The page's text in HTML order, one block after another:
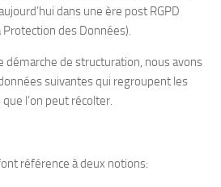
dans une ère post RGPD
des Données).
démarche de structuration, nous avons
suivantes qui regroupent les
l’on peut récolter.
référence à deux notions: